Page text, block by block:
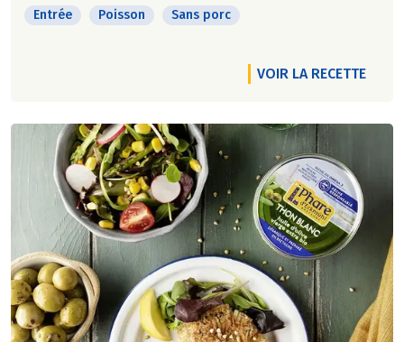
Entrée Poisson Sans porc
VOIR LA RECETTE